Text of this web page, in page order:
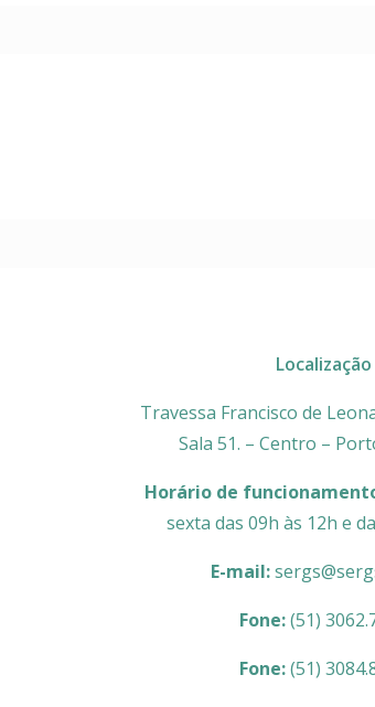
Localização
Travessa Francisco de
Sala 51. – Centro –
Horário de
sexta das 09h às 12h e
E-mail:
Fone:(51)
Fone:(51)